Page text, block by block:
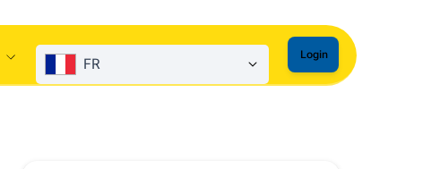
FR
Login